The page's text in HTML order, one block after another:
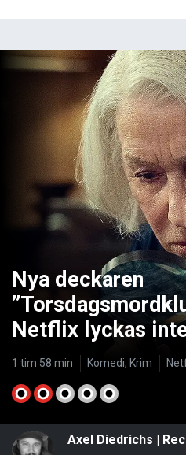
Nya deckaren
Netflix lyckas
1 tim 58 min Komedi, Krim
Axel Diedrichs |